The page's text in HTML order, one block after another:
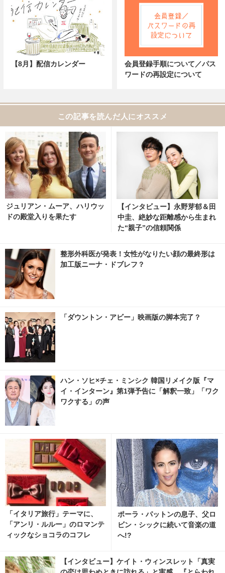
【8月】配信カレンダー
会員登録手順について／パス
ワードの再設定について
この記事を読んだ人にオススメ
ジュリアン・ムーア、ハリウッ
ドの殿堂入りを果たす
【インタビュー】永野芽郁＆田
中圭、絶妙な距離感から生まれ
た“親子”の信頼関係
整形外科医が発表！女性がなりたい顔の最終形は
加工版ニーナ・ドブレフ？
「ダウントン・アビー」映画版の脚本完了？
ハン・ソヒ×チェ・ミンシク 韓国リメイク版『マ
イ・インターン』第1弾予告に「解釈一致」「ワク
ワクする」の声
「イタリア旅行」テーマに、
「アンリ・ルルー」のロマンテ
ィックなショコラのコフレ
ポーラ・パットンの息子、父ロ
ビン・シックに続いて音楽の道
へ!?
【インタビュー】ケイト・ウィンスレット「真実